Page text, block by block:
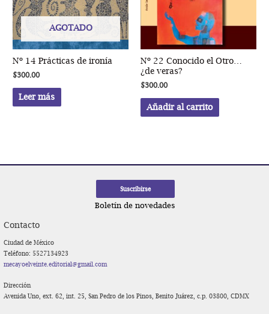
AGOTADO
Nº 14 Prácticas de ironía
$300.00
Leer más
Nº 22 Conocido el Otro…
¿de veras?
$300.00
Añadir al carrito
Boletín de novedades
Contacto
Ciudad de México
Teléfono: 5527134923
mecayoelveinte.editorial@gmail.com
Dirección
Avenida Uno, ext. 62, int. 25, San Pedro de los Pinos, Benito Juárez, c.p. 03800, CDMX